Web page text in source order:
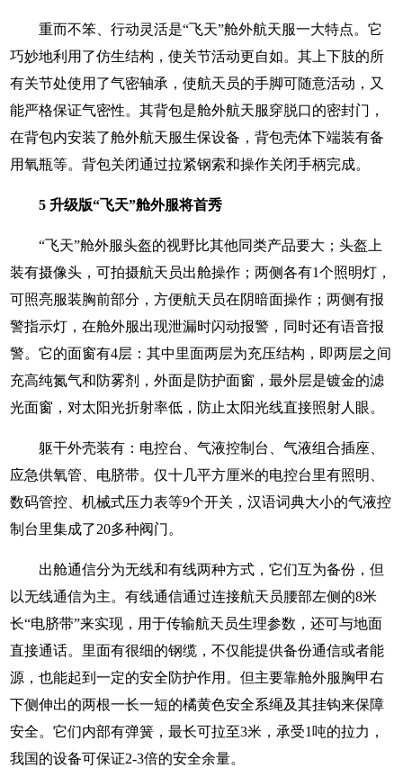
重而不笨、行动灵活是“飞天”舱外航天服一大特点。它
巧妙地利用了仿生结构，使关节活动更自如。其上下肢的所
有关节处使用了气密轴承，使航天员的手脚可随意活动，又
能严格保证气密性。其背包是舱外航天服穿脱口的密封门，
在背包内安装了舱外航天服生保设备，背包壳体下端装有备
用氧瓶等。背包关闭通过拉紧钢索和操作关闭手柄完成。
5 升级版“飞天”舱外服将首秀
“飞天”舱外服头盔的视野比其他同类产品要大；头盔上
装有摄像头，可拍摄航天员出舱操作；两侧各有1个照明灯，
可照亮服装胸前部分，方便航天员在阴暗面操作；两侧有报
警指示灯，在舱外服出现泄漏时闪动报警，同时还有语音报
警。它的面窗有4层：其中里面两层为充压结构，即两层之间
充高纯氮气和防雾剂，外面是防护面窗，最外层是镀金的滤
光面窗，对太阳光折射率低，防止太阳光线直接照射人眼。
躯干外壳装有：电控台、气液控制台、气液组合插座、
应急供氧管、电脐带。仅十几平方厘米的电控台里有照明、
数码管控、机械式压力表等9个开关，汉语词典大小的气液控
制台里集成了20多种阀门。
出舱通信分为无线和有线两种方式，它们互为备份，但
以无线通信为主。有线通信通过连接航天员腰部左侧的8米
长“电脐带”来实现，用于传输航天员生理参数，还可与地面
直接通话。里面有很细的钢缆，不仅能提供备份通信或者能
源，也能起到一定的安全防护作用。但主要靠舱外服胸甲右
下侧伸出的两根一长一短的橘黄色安全系绳及其挂钩来保障
安全。它们内部有弹簧，最长可拉至3米，承受1吨的拉力，
我国的设备可保证2-3倍的安全余量。